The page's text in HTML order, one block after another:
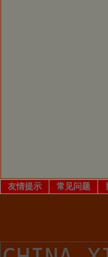
友情提示 常见问题